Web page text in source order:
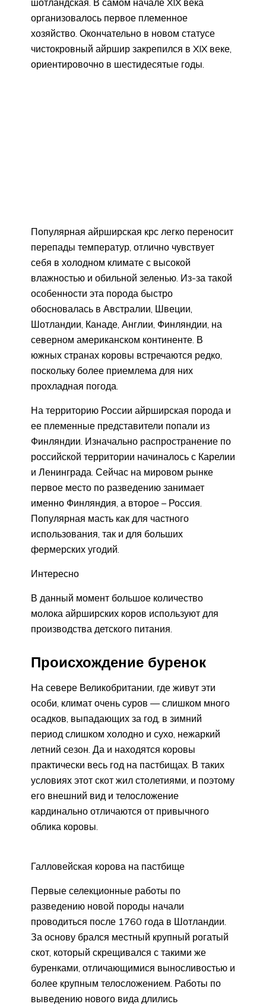
организовалось первое племенное
хозяйство. Окончательно в новом статусе
чистокровный айршир закрепился в XIX веке,
ориентировочно в шестидесятые годы.
Популярная айрширская крс легко переносит
перепады температур, отлично чувствует
себя в холодном климате с высокой
влажностью и обильной зеленью. Из-за такой
особенности эта порода быстро
обосновалась в Австралии, Швеции,
Шотландии, Канаде, Англии, Финляндии, на
северном американском континенте. В
южных странах коровы встречаются редко,
поскольку более приемлема для них
прохладная погода.
На территорию России айрширская порода и
ее племенные представители попали из
Финляндии. Изначально распространение по
российской территории начиналось с Карелии
и Ленинграда. Сейчас на мировом рынке
первое место по разведению занимает
именно Финляндия, а второе – Россия.
Популярная масть как для частного
использования, так и для больших
фермерских угодий.
Интересно
В данный момент большое количество
молока айрширских коров используют для
производства детского питания.
Происхождение буренок
На севере Великобритании, где живут эти
особи, климат очень суров — слишком много
осадков, выпадающих за год, в зимний
период слишком холодно и сухо, нежаркий
летний сезон. Да и находятся коровы
практически весь год на пастбищах. В таких
условиях этот скот жил столетиями, и поэтому
его внешний вид и телосложение
кардинально отличаются от привычного
облика коровы.
Галловейская корова на пастбище
Первые селекционные работы по
разведению новой породы начали
проводиться после 1760 года в Шотландии.
За основу брался местный крупный рогатый
скот, который скрещивался с такими же
буренками, отличающимися выносливостью и
более крупным телосложением. Работы по
выведению нового вида длились